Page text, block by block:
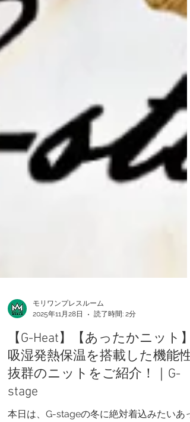
2025年11月28日
読了時間: 2分
【G-Heat】【あったかニット】
吸湿発熱保温を搭載した機能性
抜群のニットをご紹介！｜G-
stage